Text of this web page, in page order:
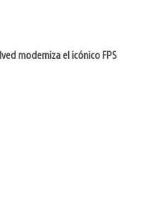
moderniza el icónico FPS